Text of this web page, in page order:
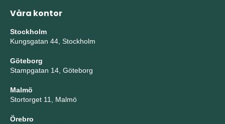
Våra kontor
Stockholm
Kungsgatan 44, Stockholm
Göteborg
Stampgatan 14, Göteborg
Malmö
Stortorget 11, Malmö
Örebro